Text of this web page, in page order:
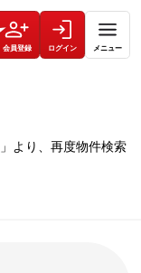
会員登録 ログイン メニュー
」 より、再度物件検索